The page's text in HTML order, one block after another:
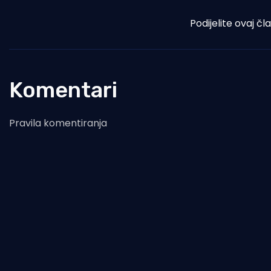
Podijelite ovaj
Komentari
Pravila komentiranja